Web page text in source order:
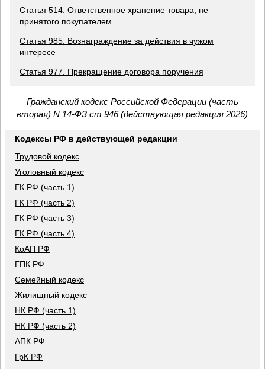
Статья 514. Ответственное хранение товара, не
принятого покупателем
Статья 985. Вознаграждение за действия в чужом
интересе
Статья 977. Прекращение договора поручения
Гражданский кодекс Российской Федерации (часть
вторая) N 14-ФЗ ст 946 (действующая редакция 2026)
Кодексы РФ в действующей редакции
Трудовой кодекс
Уголовный кодекс
ГК РФ (часть 1)
ГК РФ (часть 2)
ГК РФ (часть 3)
ГК РФ (часть 4)
КоАП РФ
ГПК РФ
Семейный кодекс
Жилищный кодекс
НК РФ (часть 1)
НК РФ (часть 2)
АПК РФ
ГрК РФ